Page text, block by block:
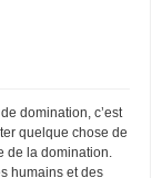
domination, c’est
quelque chose de
de la domination.
humains et des